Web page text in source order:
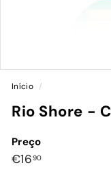
Início /
Rio Shore -
Preço
Preço
€1690€16,90